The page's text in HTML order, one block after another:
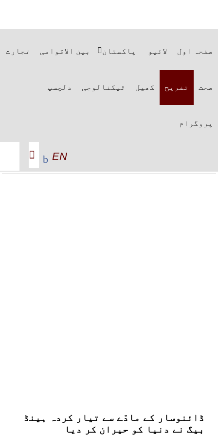
صفحہ اول لائیو پاکستان بین الاقوامی تجارت
صحت تفریح کھیل ٹیکنالوجی دلچسپ
پروگرام
EN
ڈائنوسار کے مادّے سے تیار کردہ ہینڈ
بیگ نے دنیا کو حیران کر دیا